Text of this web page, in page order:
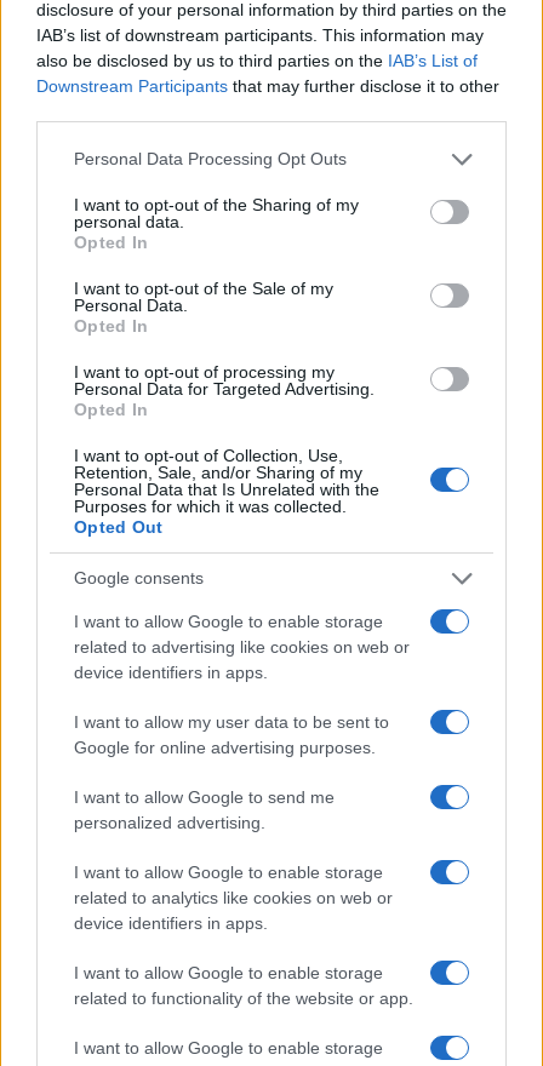
disclosure of your personal information by third parties on the
IAB’s list of downstream participants. This information may
also be disclosed by us to third parties on the IAB’s List of
Downstream Participants that may further disclose it to other
Please note that this website/app uses one or more Google
not limited to your visit or usage behaviour. You may click to
grant or deny consent to Google and its third-party tags to
use your data for below specified purposes in below Google
consent section.
Personal Data Processing Opt Outs
I want to opt-out of the Sharing of my
personal data.
Opted In
I want to opt-out of the Sale of my
Personal Data.
Opted In
I want to opt-out of processing my
Personal Data for Targeted Advertising.
Opted In
I want to opt-out of Collection, Use,
Retention, Sale, and/or Sharing of my
Personal Data that Is Unrelated with the
Purposes for which it was collected.
Opted Out
Google consents
I want to allow Google to enable storage
related to advertising like cookies on web or
device identifiers in apps.
I want to allow my user data to be sent to
Google for online advertising purposes.
I want to allow Google to send me
personalized advertising.
I want to allow Google to enable storage
related to analytics like cookies on web or
device identifiers in apps.
I want to allow Google to enable storage
related to functionality of the website or app.
I want to allow Google to enable storage
Cómo elegir una carrera STEAM: perfiles
emergentes y competencias clave
Descubre cómo elegir la mejor opción en STEAM:…
CIENCIA Y TECNOLOGÍA
Cómo se estructuran los planes de I+D y
su impacto en la sociedad
Los planes regionales de ciencia y tecnología son…
CIENCIA Y TECNOLOGÍA
Un hombre compra el primer mensaje